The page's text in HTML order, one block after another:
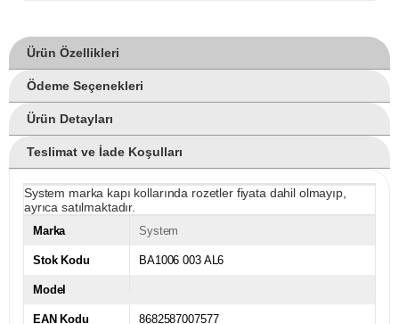
Ürün Özellikleri
Ödeme Seçenekleri
Ürün Detayları
Teslimat ve İade Koşulları
System marka kapı kollarında rozetler fiyata dahil olmayıp,
ayrıca satılmaktadır.
Marka System
Stok Kodu BA1006 003 AL6
Model
EAN Kodu 8682587007577